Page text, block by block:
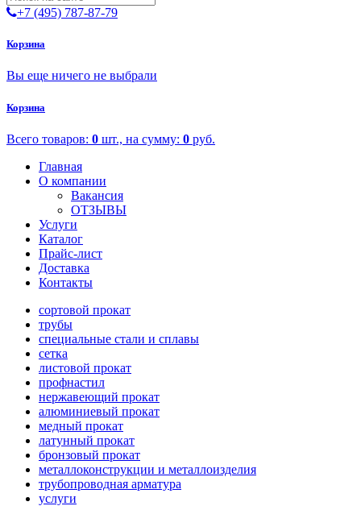
+7 (495) 787-87-79
Корзина
Вы еще ничего не выбрали
Корзина
Всего товаров: 0 шт., на сумму: 0 руб.
Главная
О компании
Вакансия
ОТЗЫВЫ
Услуги
Каталог
Прайс-лист
Доставка
Контакты
сортовой прокат
трубы
специальные стали и сплавы
сетка
листовой прокат
профнастил
нержавеющий прокат
алюминиевый прокат
медный прокат
латунный прокат
бронзовый прокат
металлоконструкции и металлоизделия
трубопроводная арматура
услуги